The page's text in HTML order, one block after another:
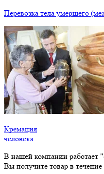
Перевозка тела умершего
Кремация
человека
В нашей компании работает
Вы получите товар в течение